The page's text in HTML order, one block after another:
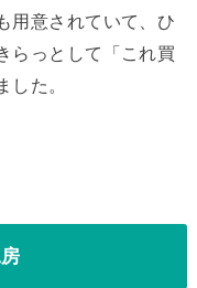
用意されていて、ひ
らっとして「これ買
した。